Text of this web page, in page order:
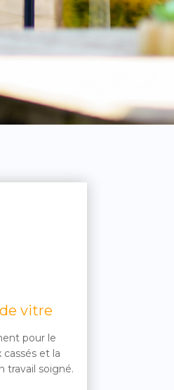
vitre
pour le
et la
travail soigné.